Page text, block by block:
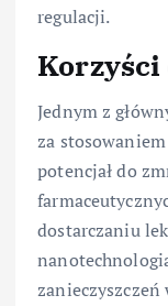
regulacji.
Jednym z
za
potencjał do
dostarczaniu
zanieczyszczeń